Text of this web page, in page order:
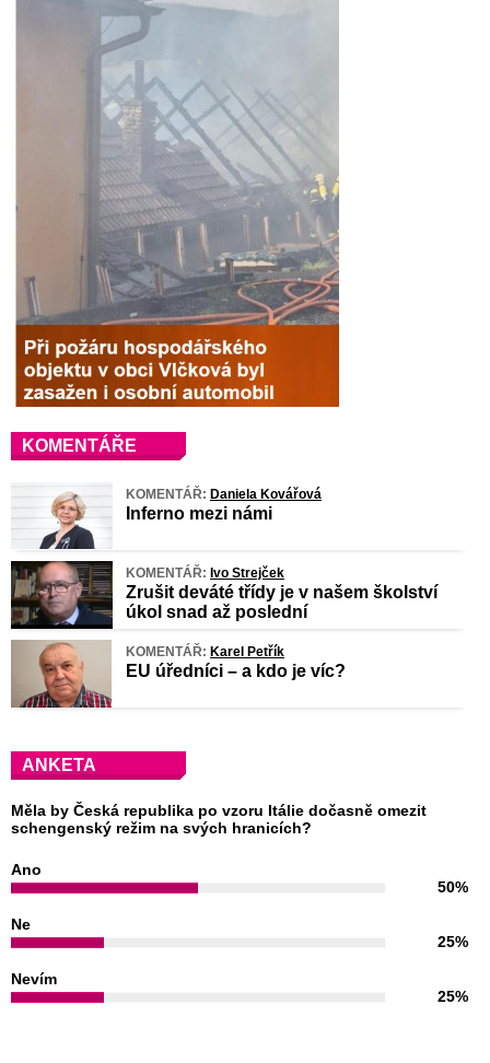
KOMENTÁŘE
KOMENTÁŘ: Daniela Kovářová
Inferno mezi námi
KOMENTÁŘ: Ivo Strejček
Zrušit deváté třídy je v našem školství
úkol snad až poslední
KOMENTÁŘ: Karel Petřík
EU úředníci – a kdo je víc?
ANKETA
Měla by Česká republika po vzoru Itálie dočasně omezit
schengenský režim na svých hranicích?
Ano
50%
Ne
25%
Nevím
25%